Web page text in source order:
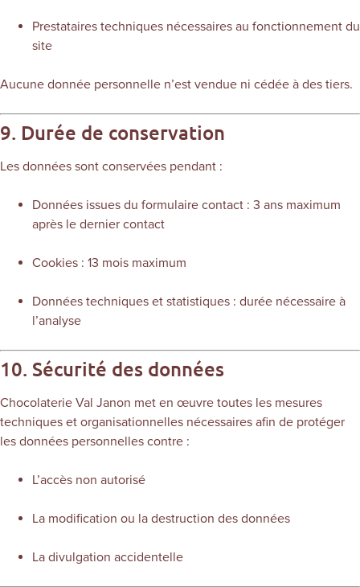
Prestataires techniques nécessaires au fonctionnement du
site
Aucune donnée personnelle n’est vendue ni cédée à des tiers.
9. Durée de conservation
Les données sont conservées pendant :
Données issues du formulaire contact : 3 ans maximum
après le dernier contact
Cookies : 13 mois maximum
Données techniques et statistiques : durée nécessaire à
l’analyse
10. Sécurité des données
Chocolaterie Val Janon met en œuvre toutes les mesures
techniques et organisationnelles nécessaires afin de protéger
les données personnelles contre :
L’accès non autorisé
La modification ou la destruction des données
La divulgation accidentelle